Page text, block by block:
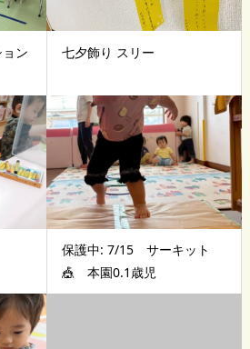
ン
七夕飾り スリー
保護中: 7/15 サーキット
🎪 本園0.1歳児